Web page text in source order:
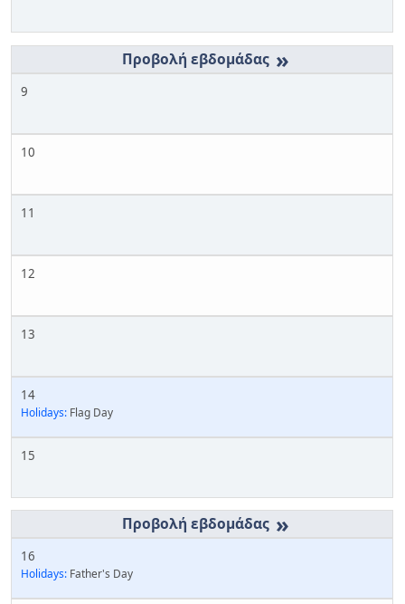
»
9
10
11
12
13
14
Holidays: Flag Day
15
»
16
Holidays: Father's Day